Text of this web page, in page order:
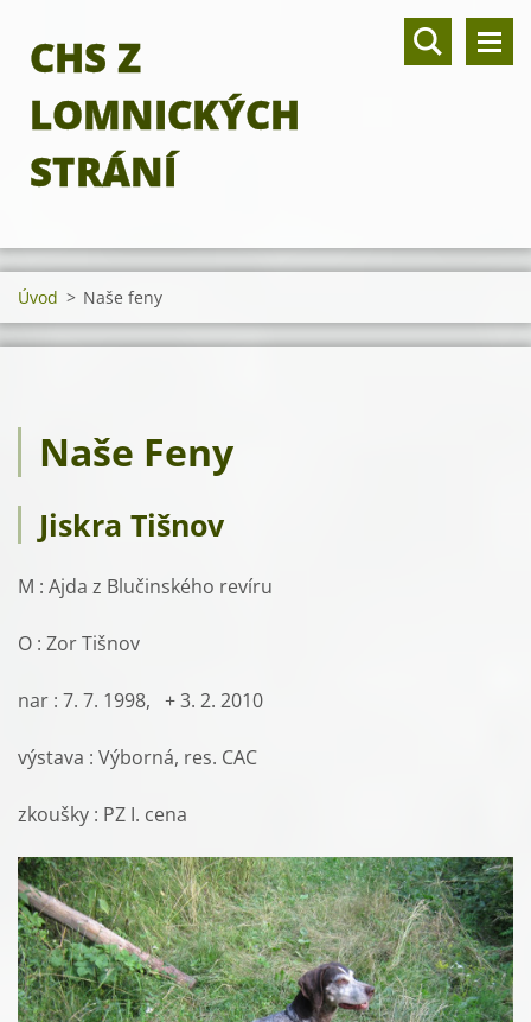
CHS Z
LOMNICKÝCH
STRÁNÍ
Úvod > Naše feny
Naše Feny
Jiskra Tišnov
M : Ajda z Blučinského revíru
O : Zor Tišnov
nar : 7. 7. 1998, + 3. 2. 2010
výstava : Výborná, res. CAC
zkoušky : PZ I. cena